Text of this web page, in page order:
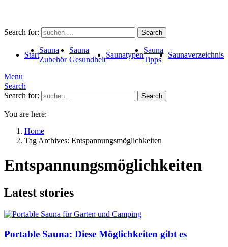
Search for: Search
Start
Sauna
Zubehör
Sauna
Gesundheit
Saunatypen
Sauna
Tipps
Saunaverzeichnis
Menu
Search
Search for:
Search
You are here:
Home
Tag Archives: Entspannungsmöglichkeiten
Entspannungsmöglichkeiten
Latest stories
Portable Sauna: Diese Möglichkeiten gibt es